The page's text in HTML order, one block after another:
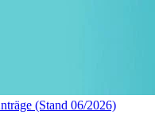
(Stand 06/2026)